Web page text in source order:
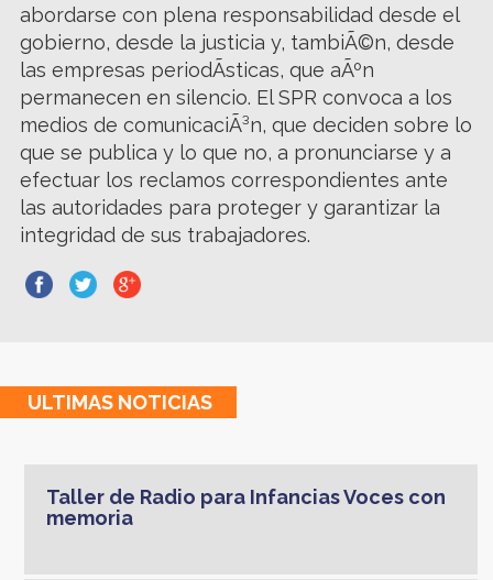
abordarse con plena responsabilidad desde el
gobierno, desde la justicia y, tambiÃ©n, desde
las empresas periodÃ­sticas, que aÃºn
permanecen en silencio. El SPR convoca a los
medios de comunicaciÃ³n, que deciden sobre lo
que se publica y lo que no, a pronunciarse y a
efectuar los reclamos correspondientes ante
las autoridades para proteger y garantizar la
integridad de sus trabajadores.
ULTIMAS NOTICIAS
Taller de Radio para Infancias Voces con
memoria